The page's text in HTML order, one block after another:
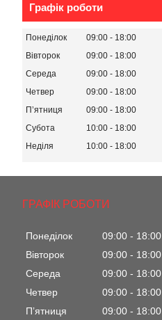
Графік роботи
Понеділок 09:00
18:00
Вівторок
09:00
18:00
Середа
09:00
18:00
Четвер
09:00
18:00
Пʼятниця
09:00
18:00
Субота
10:00
18:00
Неділя
10:00 18:00
ГРАФІК РОБОТИ
Понеділок 09:00
18:00
Вівторок
09:00
18:00
Середа
09:00
18:00
Четвер
09:00
18:00
Пʼятниця
09:00 18:00